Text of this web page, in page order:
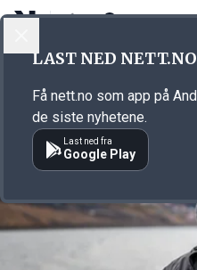
Annonsørinnhold
LAST NED
Få nett.no som app på
de siste nyhetene.
Last ned fra
Google Play